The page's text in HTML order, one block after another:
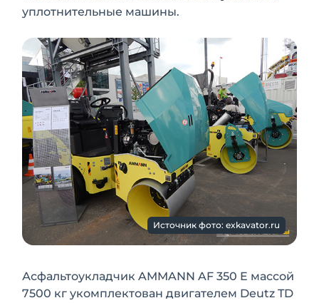
уплотнительные машины.
Источник фото: exkavator.ru
Асфальтоукладчик AMMANN AF 350 E массой
7500 кг укомплектован двигателем Deutz TD